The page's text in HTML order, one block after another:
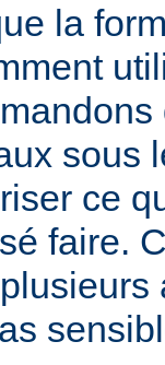
la
sous
ce
faire.